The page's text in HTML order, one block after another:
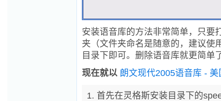
安装语音库的方法非常简单，只要
夹（文件夹命名是随意的，建议使
目录下即可。删除语音库就更简单
现在就以 朗文现代2005语音库 - 美
1. 首先在灵格斯安装目录下的